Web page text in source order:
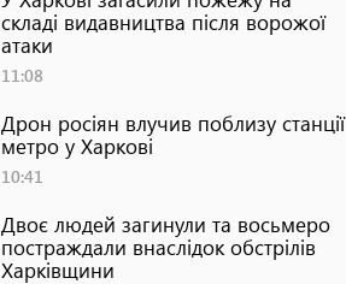
складі видавництва після ворожої
атаки
11:08
Дрон росіян влучив поблизу станції
метро у Харкові
10:41
Двоє людей загинули та восьмеро
постраждали внаслідок обстрілів
Харківщини